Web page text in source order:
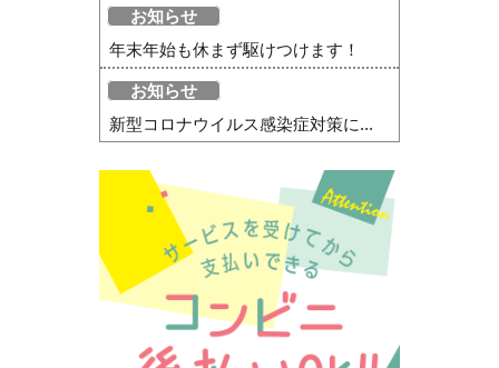
お知らせ
年末年始も休まず駆けつけます！
お知らせ
新型コロナウイルス感染症対策に...